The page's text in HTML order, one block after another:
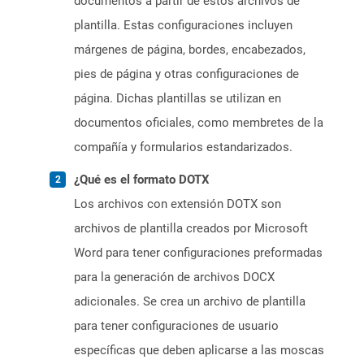
plantilla. Estas configuraciones incluyen
márgenes de página, bordes, encabezados,
pies de página y otras configuraciones de
página. Dichas plantillas se utilizan en
documentos oficiales, como membretes de la
compañía y formularios estandarizados.
¿Qué es el formato DOTX
Los archivos con extensión DOTX son
archivos de plantilla creados por Microsoft
Word para tener configuraciones preformadas
para la generación de archivos DOCX
adicionales. Se crea un archivo de plantilla
para tener configuraciones de usuario
específicas que deben aplicarse a las moscas